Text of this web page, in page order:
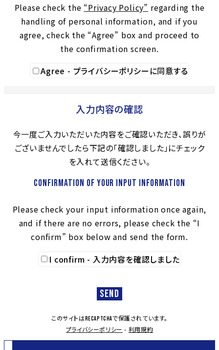
Please check the “Privacy Policy” regarding the
handling of personal information, and if you
agree, check the “Agree” box and proceed to
the confirmation screen.
Agree - プライバシーポリシーに同意する
入力内容の確認
今一度ご入力いただいた内容をご確認いただき、誤りが
ございませんでしたら下記の「確認しました」にチェック
を入れて送信ください。
Confirmation of your input information
Please check your input information once again,
and if there are no errors, please check the “I
confirm” box below and send the form.
I confirm - 入力内容を確認しました
このサイトはreCAPTCHAで保護されています。
プライバシーポリシー - 利用規約